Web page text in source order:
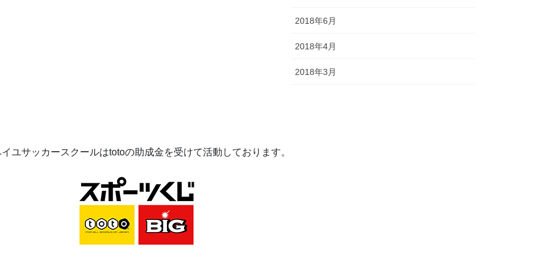
2018年6月
2018年4月
2018年3月
ユサッカースクールはtotoの助成金を受けて活動してお ります。